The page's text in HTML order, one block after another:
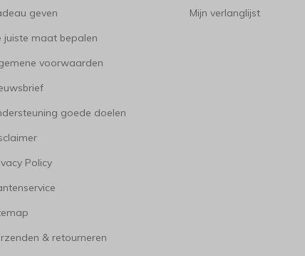
geven
juiste maat bepalen
voorwaarden
goede doelen
Policy
& retourneren
Mijn verlanglijst